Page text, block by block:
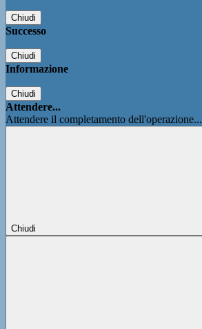
Chiudi
Successo
Chiudi
Informazione
Chiudi
Attendere...
Attendere il completamento dell'operazione...
Chiudi